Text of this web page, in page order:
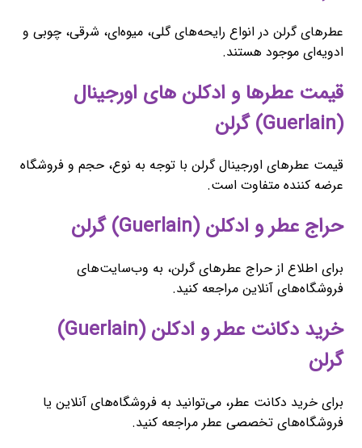
عطرهای گرلن در انواع رایحه‌های گلی، میوه‌ای، شرقی، چوبی و
ادویه‌ای موجود هستند.
قیمت عطرها و ادکلن های اورجینال
(Guerlain) گرلن
قیمت عطرهای اورجینال گرلن با توجه به نوع، حجم و فروشگاه
عرضه کننده متفاوت است.
حراج عطر و ادکلن (Guerlain) گرلن
برای اطلاع از حراج عطرهای گرلن، به وب‌سایت‌های
فروشگاه‌های آنلاین مراجعه کنید.
خرید دکانت عطر و ادکلن (Guerlain)
گرلن
برای خرید دکانت عطر، می‌توانید به فروشگاه‌های آنلاین یا
فروشگاه‌های تخصصی عطر مراجعه کنید.